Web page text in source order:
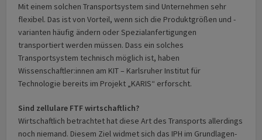
Mit einem solchen Transportsystem sind Unternehmen sehr
flexibel. Das ist von Vorteil, wenn sich die Produktgrößen und -
varianten häufig ändern oder Spezial­anfertigungen
transportiert werden müssen. Dass ein solches
Transportsystem technisch möglich ist, haben
Wissenschaftler:innen am KIT – Karlsruher Institut für
Technologie bereits im Projekt „KARIS“ erforscht.
Sind zellulare FTF wirtschaftlich?
Wirtschaftlich betrachtet hat diese Art des Transports allerdings
noch niemand. Diesem Ziel widmet sich das IPH im Grundlagen­